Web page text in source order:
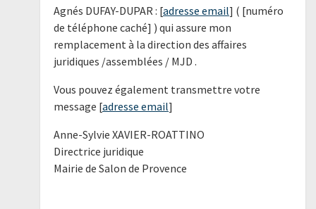
Agnés DUFAY-DUPAR : [adresse email] ( [numéro
de téléphone caché] ) qui assure mon
remplacement à la direction des affaires
juridiques /assemblées / MJD .
Vous pouvez également transmettre votre
message [adresse email]
Anne-Sylvie XAVIER-ROATTINO
Directrice juridique
Mairie de Salon de Provence